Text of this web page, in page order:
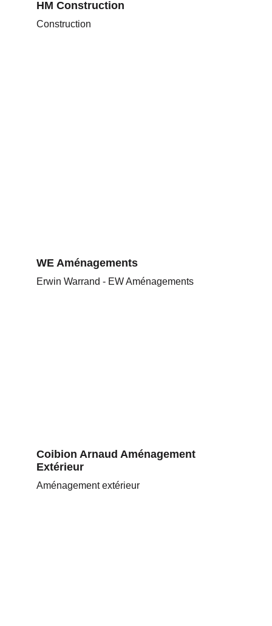
HM Construction
Construction
WE Aménagements
Erwin Warrand - EW Aménagements
Coibion Arnaud Aménagement
Extérieur
Aménagement extérieur